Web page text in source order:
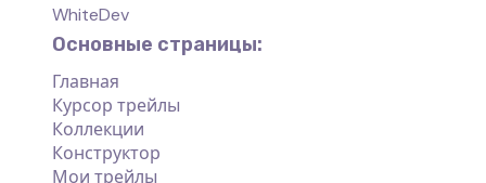
WhiteDev
Основные страницы:
Главная
Курсор трейлы
Коллекции
Конструктор
Мои трейлы